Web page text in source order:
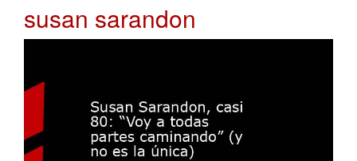
susan sarandon